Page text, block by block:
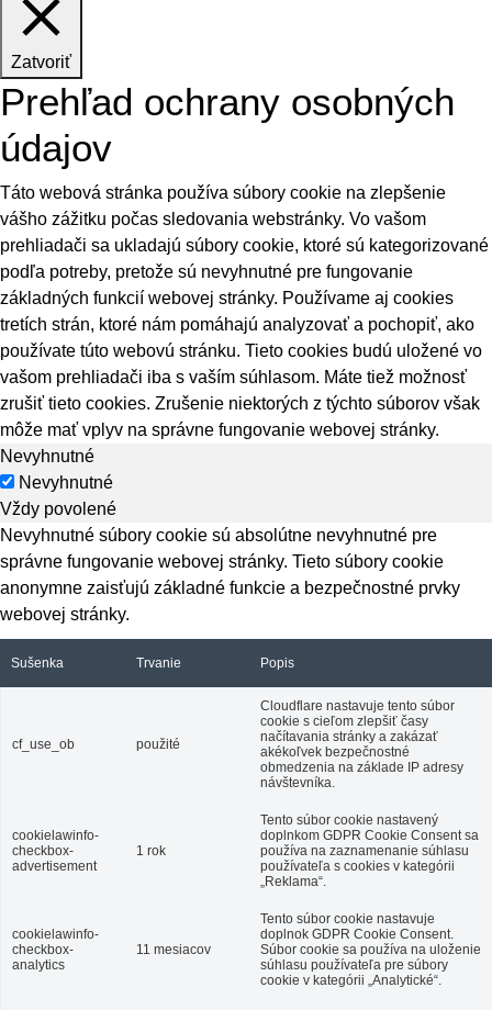
Zatvoriť
Prehľad ochrany osobných
údajov
Táto webová stránka používa súbory cookie na zlepšenie
vášho zážitku počas sledovania webstránky. Vo vašom
prehliadači sa ukladajú súbory cookie, ktoré sú kategorizované
podľa potreby, pretože sú nevyhnutné pre fungovanie
základných funkcií webovej stránky. Používame aj cookies
tretích strán, ktoré nám pomáhajú analyzovať a pochopiť, ako
používate túto webovú stránku. Tieto cookies budú uložené vo
vašom prehliadači iba s vaším súhlasom. Máte tiež možnosť
zrušiť tieto cookies. Zrušenie niektorých z týchto súborov však
môže mať vplyv na správne fungovanie webovej stránky.
Nevyhnutné
Nevyhnutné
Vždy povolené
Nevyhnutné súbory cookie sú absolútne nevyhnutné pre
správne fungovanie webovej stránky. Tieto súbory cookie
anonymne zaisťujú základné funkcie a bezpečnostné prvky
webovej stránky.
Sušenka Trvanie Popis
cf_use_ob použité
Cloudflare nastavuje tento súbor
cookie s cieľom zlepšiť časy
načítavania stránky a zakázať
akékoľvek bezpečnostné
obmedzenia na základe IP adresy
návštevníka.
cookielawinfo-
checkbox-
advertisement
1 rok
Tento súbor cookie nastavený
doplnkom GDPR Cookie Consent sa
používa na zaznamenanie súhlasu
používateľa s cookies v kategórii
„Reklama“.
cookielawinfo-
checkbox-
analytics
11 mesiacov
Tento súbor cookie nastavuje
doplnok GDPR Cookie Consent.
Súbor cookie sa používa na uloženie
súhlasu používateľa pre súbory
cookie v kategórii „Analytické“.